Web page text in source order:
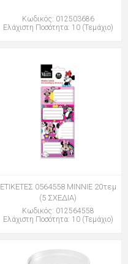
Κωδικός: 012503686
Ελάχιστη Ποσότητα: 10 (Τεμάχιο)
ΕΤΙΚΕΤΕΣ 0564558 MINNIE 20τεμ
(5 ΣΧΕΔΙΑ)
Κωδικός: 012564558
Ελάχιστη Ποσότητα: 10 (Τεμάχιο)